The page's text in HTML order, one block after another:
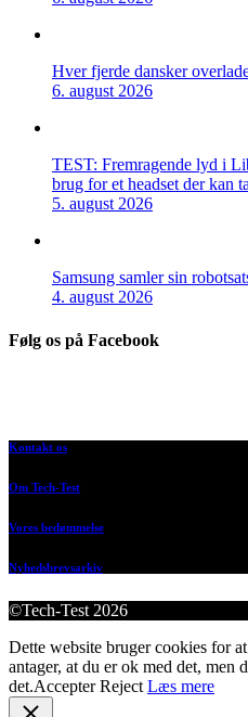
Hver fjerde dansker
6. august 2026
TEST: Fremragende lyd i
brug for et headset der kan
5. august 2026
Samsung samler sin
4. august 2026
Følg os på Facebook
Kontakt os
Om Tech-Test
Vores bedømmelse
Nyhedsbrevsarkiv
©Tech-Test 2026
Dette website bruger cookies for
antager, at du er ok med det, men
det.Accepter Reject Læs mere